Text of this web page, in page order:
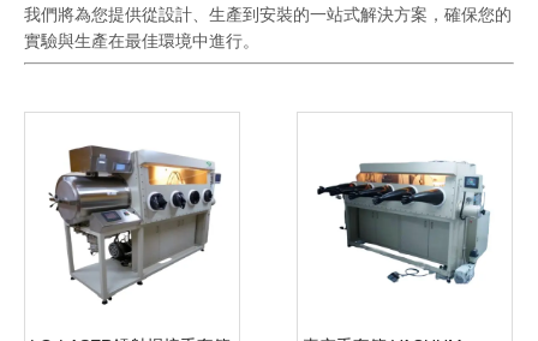
我們將為您提供從設計、生產到安裝的一站式解決方案，確保您的
實驗與生產在最佳環境中進行。